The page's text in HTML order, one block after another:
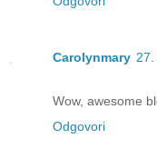
Carolynmary 27.
Wow, awesome
Odgovori